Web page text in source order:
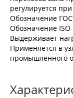
регулируется
Обозначение
Обозначение ISO
Выдерживает
Применяется в
промышленного